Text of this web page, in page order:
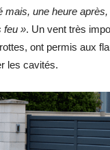
mais, une heure
feu ». Un vent très
ont permis aux
les cavités.